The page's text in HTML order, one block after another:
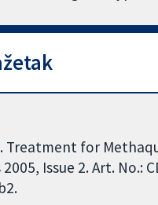
Treatment for
Issue 2. Art. No.: